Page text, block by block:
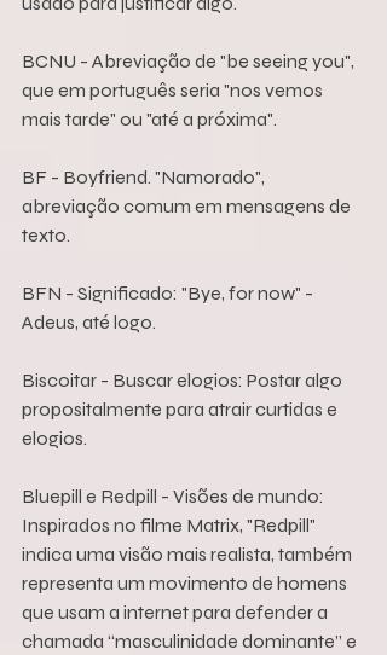
BCNU - Abreviação de "be seeing you",
que em português seria "nos vemos
mais tarde" ou "até a próxima".
BF - Boyfriend. "Namorado",
abreviação comum em mensagens de
texto.
BFN - Significado: "Bye, for now" -
Adeus, até logo.
Biscoitar - Buscar elogios: Postar algo
propositalmente para atrair curtidas e
elogios.
Bluepill e Redpill - Visões de mundo:
Inspirados no filme Matrix, "Redpill"
indica uma visão mais realista, também
representa um movimento de homens
que usam a internet para defender a
chamada “masculinidade dominante” e